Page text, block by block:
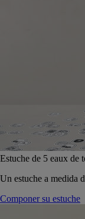
Estuche de 5 eaux de
Un estuche a medida
Componer su estuche